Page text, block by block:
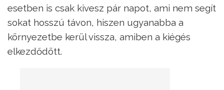
esetben is csak kivesz pár napot, ami nem segít
sokat hosszú távon, hiszen ugyanabba a
környezetbe kerül vissza, amiben a kiégés
elkezdődött.